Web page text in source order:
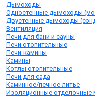
Дымоходы
Одностенные дымоходы
Двустенные дымоходы
Вентиляция
Печи для бани и сауны
Печи отопительные
Печи-камины
Камины
Котлы отопительные
Печи для сада
Каминное/печное литье
Изоляционные отделочные